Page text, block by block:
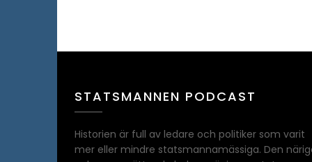
STATSMANNEN PODCAST
Historien är full av ledare och politiker som varit
mer eller mindre statsmannamässiga. Den